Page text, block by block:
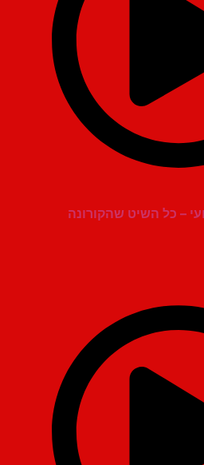
השיט שהקורונה